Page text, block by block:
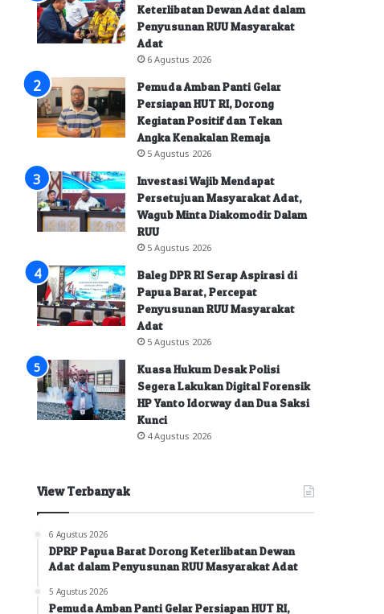
Keterlibatan Dewan Adat dalam
Penyusunan RUU Masyarakat
Adat
6 Agustus 2026
Pemuda Amban Panti Gelar
Persiapan HUT RI, Dorong
Kegiatan Positif dan Tekan
Angka Kenakalan Remaja
5 Agustus 2026
Investasi Wajib Mendapat
Persetujuan Masyarakat Adat,
Wagub Minta Diakomodir Dalam
RUU
5 Agustus 2026
Baleg DPR RI Serap Aspirasi di
Papua Barat, Percepat
Penyusunan RUU Masyarakat
Adat
5 Agustus 2026
Kuasa Hukum Desak Polisi
Segera Lakukan Digital Forensik
HP Yanto Idorway dan Dua Saksi
Kunci
4 Agustus 2026
View Terbanyak
6 Agustus 2026
DPRP Papua Barat Dorong Keterlibatan Dewan
Adat dalam Penyusunan RUU Masyarakat Adat
5 Agustus 2026
Pemuda Amban Panti Gelar Persiapan HUT RI,